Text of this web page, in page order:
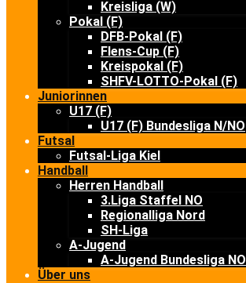
Kreisliga (W)
Pokal (F)
DFB-Pokal (F)
Flens-Cup (F)
Kreispokal (F)
SHFV-LOTTO-Pokal (F)
Juniorinnen
U17 (F)
U17 (F) Bundesliga N/NO
Futsal
Futsal-Liga Kiel
Handball
Herren Handball
3.Liga Staffel NO
Regionalliga Nord
SH-Liga
A-Jugend
A-Jugend Bundesliga NO
Über uns